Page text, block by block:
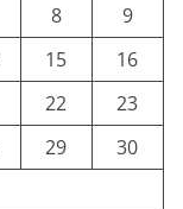
8
9
15
16
22
23
29
30